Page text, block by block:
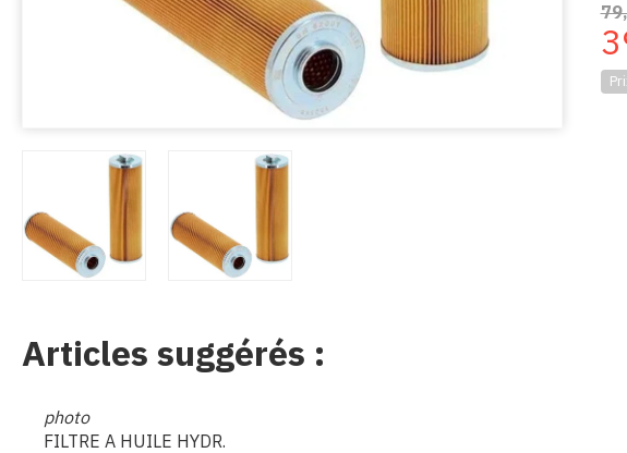
Articles suggérés :
photo
FILTRE A HUILE HYDR.